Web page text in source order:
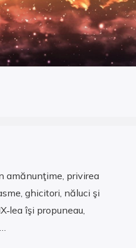
amănunţime, privirea
ghicitori, năluci şi
îşi propuneau,